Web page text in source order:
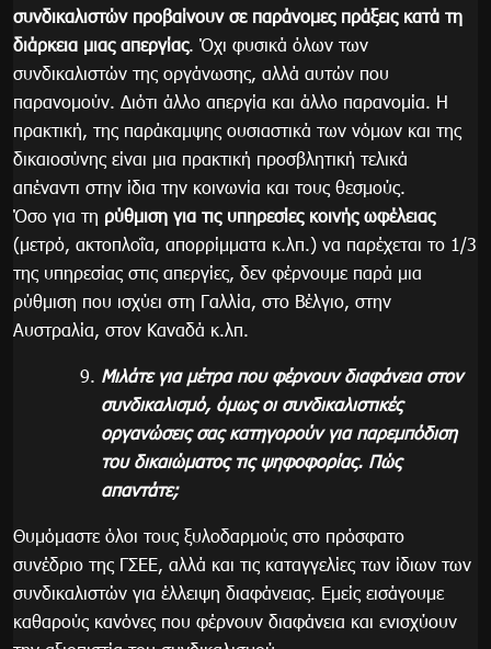
συνδικαλιστών προβαίνουν σε παράνομες πράξεις κατά τη
διάρκεια μιας απεργίας. Όχι φυσικά όλων των
συνδικαλιστών της οργάνωσης, αλλά αυτών που
παρανομούν. Διότι άλλο απεργία και άλλο παρανομία. Η
πρακτική, της παράκαμψης ουσιαστικά των νόμων και της
δικαιοσύνης είναι μια πρακτική προσβλητική τελικά
απέναντι στην ίδια την κοινωνία και τους θεσμούς.
Όσο για τη ρύθμιση για τις υπηρεσίες κοινής ωφέλειας
(μετρό, ακτοπλοΐα, απορρίμματα κ.λπ.) να παρέχεται το 1/3
της υπηρεσίας στις απεργίες, δεν φέρνουμε παρά μια
ρύθμιση που ισχύει στη Γαλλία, στο Βέλγιο, στην
Αυστραλία, στον Καναδά κ.λπ.
Μιλάτε για μέτρα που φέρνουν διαφάνεια στον
συνδικαλισμό, όμως οι συνδικαλιστικές
οργανώσεις σας κατηγορούν για παρεμπόδιση
του δικαιώματος τις ψηφοφορίας. Πώς
απαντάτε;
Θυμόμαστε όλοι τους ξυλοδαρμούς στο πρόσφατο
συνέδριο της ΓΣΕΕ, αλλά και τις καταγγελίες των ίδιων των
συνδικαλιστών για έλλειψη διαφάνειας. Εμείς εισάγουμε
καθαρούς κανόνες που φέρνουν διαφάνεια και ενισχύουν